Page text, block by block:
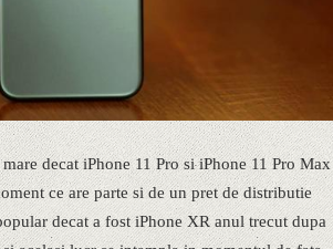
decat iPhone 11 Pro si iPhone 11 Pro Max
ce are parte si de un pret de distributie
decat a fost iPhone XR anul trecut dupa